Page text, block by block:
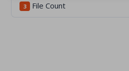
3 File Count